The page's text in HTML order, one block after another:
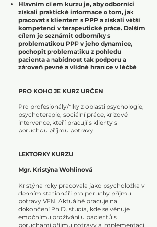
Hlavním cílem kurzu je, aby odborníci
získali praktické informace o tom, jak
pracovat s klientem s PPP a získali větší
kompetenci v terapeutické práce. Dalším
cílem je seznámit odborníky s
problematikou PPP v jeho dynamice,
pochopit problematiku z pohledu
pacienta a nabídnout tak podporu a
zároveň pevné a vlídné hranice v léčbě
PRO KOHO JE KURZ URČEN
Pro profesionály/*lky z oblasti psychologie,
psychoterapie, sociální práce, krizové
intervence, kteří pracují s klienty s
poruchou příjmu potravy
LEKTORKY KURZU
Mgr. Kristýna Wohlinová
Kristýna roky pracovala jako psycholožka v
denním stacionáři pro poruchy příjmu
potravy VFN. Aktuálně pracuje na
dokončení Ph.D. studia, kde se věnuje
emočnímu prožívání u pacientů s
poruchami příjmu potravy a implementaci